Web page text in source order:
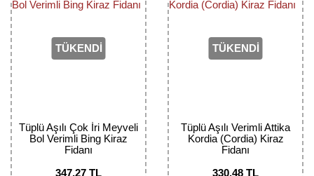
TÜKENDİ
Tüplü Aşılı Çok İri Meyveli
Bol Verimli Bing Kiraz
Fidanı
347,27 TL
TÜKENDİ
Tüplü Aşılı Verimli Attika
Kordia (Cordia) Kiraz
Fidanı
330,48 TL
Kivi Fidanı
Kızılcık Fidanı
Liçi Fidanı
Longan Fidanı